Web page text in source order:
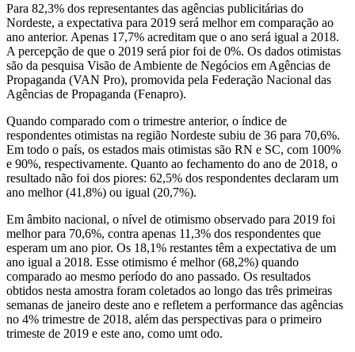
Para 82,3% dos representantes das agências publicitárias do
Nordeste, a expectativa para 2019 será melhor em comparação ao
ano anterior. Apenas 17,7% acreditam que o ano será igual a 2018.
A percepção de que o 2019 será pior foi de 0%. Os dados otimistas
são da pesquisa Visão de Ambiente de Negócios em Agências de
Propaganda (VAN Pro), promovida pela Federação Nacional das
Agências de Propaganda (Fenapro).
Quando comparado com o trimestre anterior, o índice de
respondentes otimistas na região Nordeste subiu de 36 para 70,6%.
Em todo o país, os estados mais otimistas são RN e SC, com 100%
e 90%, respectivamente. Quanto ao fechamento do ano de 2018, o
resultado não foi dos piores: 62,5% dos respondentes declaram um
ano melhor (41,8%) ou igual (20,7%).
Em âmbito nacional, o nível de otimismo observado para 2019 foi
melhor para 70,6%, contra apenas 11,3% dos respondentes que
esperam um ano pior. Os 18,1% restantes têm a expectativa de um
ano igual a 2018. Esse otimismo é melhor (68,2%) quando
comparado ao mesmo período do ano passado. Os resultados
obtidos nesta amostra foram coletados ao longo das três primeiras
semanas de janeiro deste ano e refletem a performance das agências
no 4% trimestre de 2018, além das perspectivas para o primeiro
trimeste de 2019 e este ano, como umt odo.